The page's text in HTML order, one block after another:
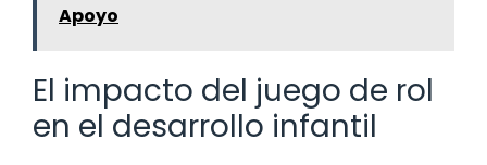
Apoyo
El impacto del juego de rol
en el desarrollo infantil